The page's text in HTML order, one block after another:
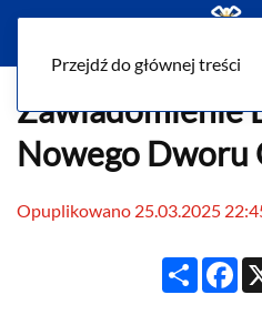
Przejdź do głównej treści
Zawiadomienie
Nowego Dworu
Opuplikowano 25.03.2025
Share